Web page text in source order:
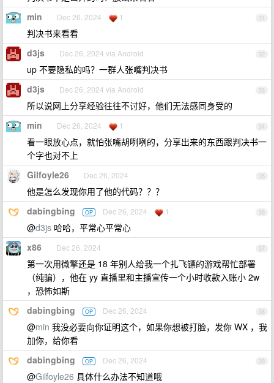
31
min Dec 26, 2024 1
判决书来看看
32
d3js Dec 26, 2024 via Android
up 不要隐私的吗？一群人张嘴判决书
33
d3js Dec 26, 2024 via Android
所以说网上分享经验往往不讨好，他们无法感同身受的
34
min Dec 26, 2024 1
看一眼放心点，就怕张嘴胡咧咧的，分享出来的东西跟判决书一
个字也对不上
35
Gilfoyle26 Dec 26, 2024
他是怎么发现你用了他的代码？？？
36
dabingbing OP Dec 26, 2024 1
@d3js 哈哈，平常心平常心
37
x86 Dec 26, 2024
第一次用微擎还是 18 年别人给我一个扎飞镖的游戏帮忙部署
（纯骗），他在 yy 直播里和主播宣传一个小时收款入账小 2w
，恐怖如斯
38
dabingbing OP Dec 26, 2024
@min 我没必要向你证明这个，如果你想被打脸，发你 WX ，我
加你，给你看
39
dabingbing OP Dec 26, 2024
@Gilfoyle26 具体什么办法不知道哦